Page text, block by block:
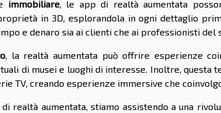
immobiliare, le app di realtà aumentata
in 3D, esplorandola in ogni dettaglio
e denaro sia ai clienti che ai professionisti del
, la realtà aumentata può offrire esperienze
di musei e luoghi di interesse. Inoltre, questa
TV, creando esperienze immersive che
realtà aumentata, stiamo assistendo a una